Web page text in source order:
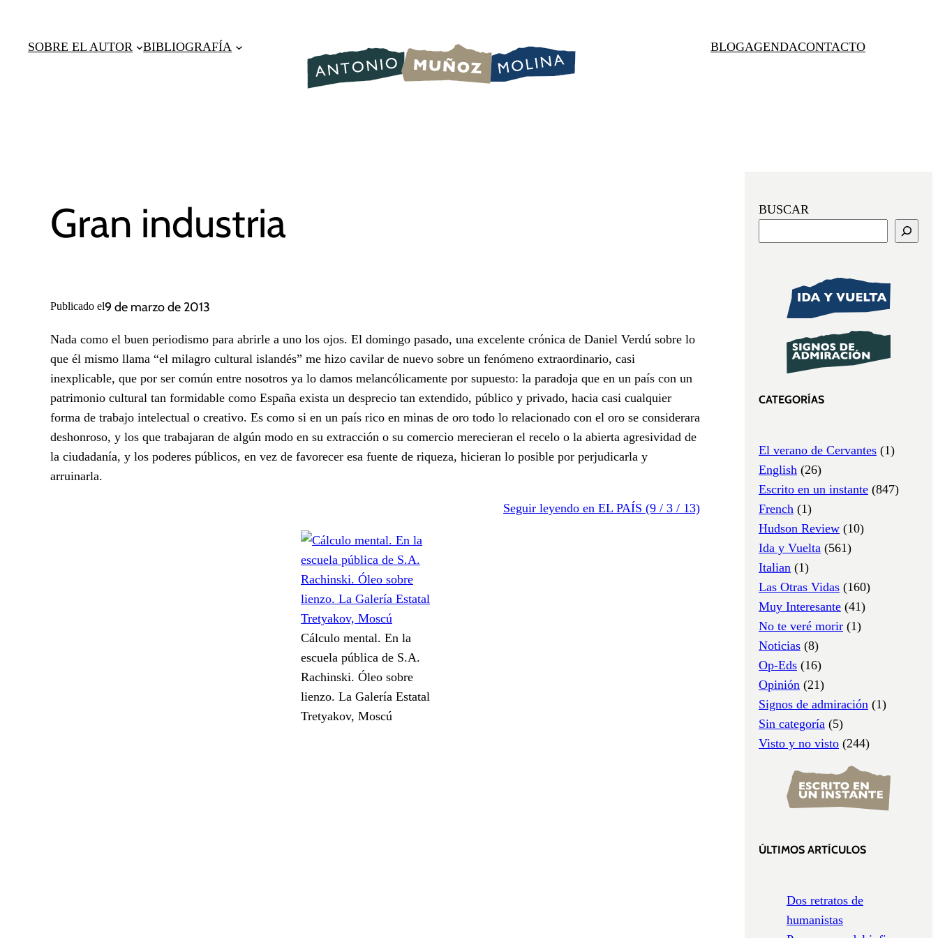
contenido
SOBRE EL AUTOR BIBLIOGRAFÍA BLOGAGENDACONTACTO
Gran industria
Publicado el9 de marzo de 2013
Nada como el buen periodismo para abrirle a uno los ojos. El domingo pasado, una excelente crónica de Daniel Verdú sobre lo
que él mismo llama “el milagro cultural islandés” me hizo cavilar de nuevo sobre un fenómeno extraordinario, casi
inexplicable, que por ser común entre nosotros ya lo damos melancólicamente por supuesto: la paradoja que en un país con un
patrimonio cultural tan formidable como España exista un desprecio tan extendido, público y privado, hacia casi cualquier
forma de trabajo intelectual o creativo. Es como si en un país rico en minas de oro todo lo relacionado con el oro se considerara
deshonroso, y los que trabajaran de algún modo en su extracción o su comercio merecieran el recelo o la abierta agresividad de
la ciudadanía, y los poderes públicos, en vez de favorecer esa fuente de riqueza, hicieran lo posible por perjudicarla y
arruinarla.
Seguir leyendo en EL PAÍS (9 / 3 / 13)
Cálculo mental. En la
escuela pública de S.A.
Rachinski. Óleo sobre
lienzo. La Galería Estatal
Tretyakov, Moscú
BUSCAR
CATEGORÍAS
El verano de Cervantes (1)
English (26)
Escrito en un instante (847)
French (1)
Hudson Review (10)
Ida y Vuelta (561)
Italian (1)
Las Otras Vidas (160)
Muy Interesante (41)
No te veré morir (1)
Noticias (8)
Op-Eds (16)
Opinión (21)
Signos de admiración (1)
Sin categoría (5)
Visto y no visto (244)
ÚLTIMOS ARTÍCULOS
Dos retratos de
humanistas